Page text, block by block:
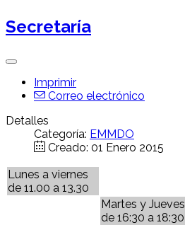
Secretaría
Imprimir
Correo electrónico
Detalles
Categoría: EMMDO
Creado: 01 Enero 2015
Lunes a viernes
de 11.00 a 13.30
Martes y Jueves
de 16:30 a 18:30